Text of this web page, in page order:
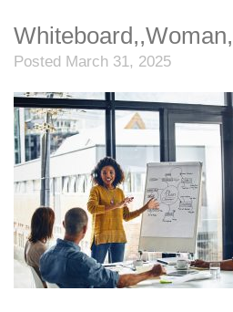
Posted March 31, 2025